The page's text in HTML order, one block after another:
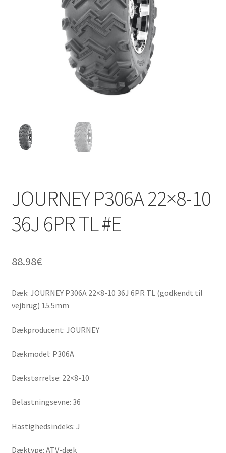
JOURNEY P306A 22×8-10
36J 6PR TL #E
88.98€
Dæk: JOURNEY P306A 22×8-10 36J 6PR TL (godkendt til
vejbrug) 15.5mm
Dækproducent: JOURNEY
Dækmodel: P306A
Dækstørrelse: 22×8-10
Belastningsevne: 36
Hastighedsindeks: J
Dæktype: ATV-dæk